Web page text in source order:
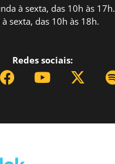
a à sexta, das 10h às 17h.
sexta, das 10h às 18h.
Redes sociais: